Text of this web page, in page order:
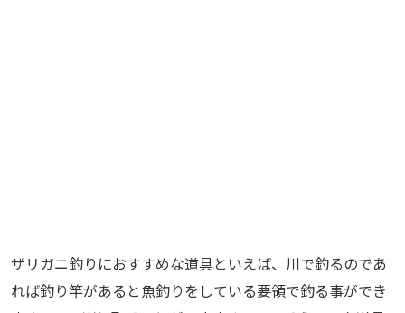
ザリガニ釣りにおすすめな道具といえば、川で釣るのであ
れば釣り竿があると魚釣りをしている要領で釣る事ができ